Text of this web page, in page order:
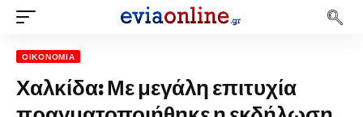
ΟΙΚΟΝΟΜΊΑ
Χαλκίδα: Με μεγάλη επιτυχία